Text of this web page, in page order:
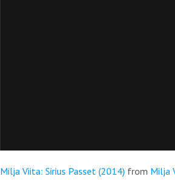
Milja Viita: Sirius Passet (2014) from Milja